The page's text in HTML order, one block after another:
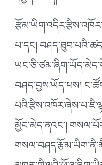
པ་དང།
བཤད་བྱས་ཡོད་པས།
མྱོང་མེད་ནའང་།